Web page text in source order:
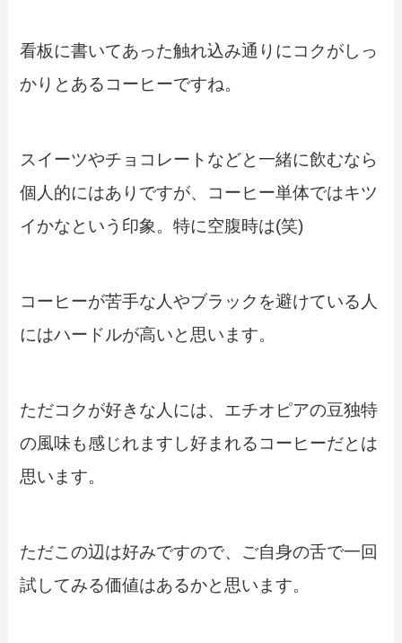
看板に書いてあった触れ込み通りにコクがしっ
かりとあるコーヒーですね。
スイーツやチョコレートなどと一緒に飲むなら
個人的にはありですが、コーヒー単体ではキツ
イかなという印象。特に空腹時は(笑)
コーヒーが苦手な人やブラックを避けている人
にはハードルが高いと思います。
ただコクが好きな人には、エチオピアの豆独特
の風味も感じれますし好まれるコーヒーだとは
思います。
ただこの辺は好みですので、ご自身の舌で一回
試してみる価値はあるかと思います。